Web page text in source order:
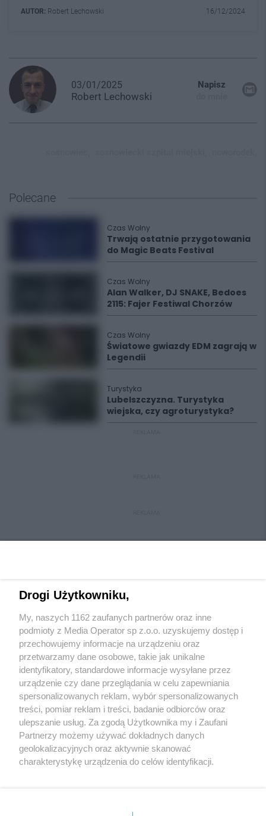
AUTOR: Robert Lechowski 16/12/2024
03/01/2025
Robert Lechowski
Napisz
Polecane
Czas Wolny
Trwają ostatnie przygotowania
do Magic Beats Festival
Czas Wolny
Alan Walker, DJ SNAKE, Bedoes
2115: Fajer Festiwal Chorzów
Czas Wolny
Światowe gwiazdy EDM zagrają w
Legendii
Turystyka
Lubelszczyzna. Turystyka
wiejska, czy agroturystyka?
Wydawca mediówlokalnych
Nie zapomnij
zapoznać się z:
polityką prywatności
Twojemiasto
Piekary Śląskie
Chorzów
Tarnowskie Góry
Skontakuj sięz nami
Kontakt
Redakcja
Newsletter
Drogi Użytkowniku,
My, naszych 1162 zaufanych partnerów oraz inne
podmioty z Media Operator sp z.o.o. uzyskujemy dostęp i
przechowujemy informacje na urządzeniu oraz
przetwarzamy dane osobowe, takie jak unikalne
identyfikatory, standardowe informacje wysyłane przez
urządzenie czy dane przeglądania w celu zapewniania
spersonalizowanych reklam, wybór spersonalizowanych
treści, pomiar reklam i treści, badanie odbiorców oraz
ulepszanie usług. Za zgodą Użytkownika my i Zaufani
Partnerzy możemy używać dokładnych danych
geolokalizacyjnych oraz aktywnie skanować
charakterystykę urządzenia do celów identyfikacji.
zmienić/wycofać klikając przycisk ustawień prywatności